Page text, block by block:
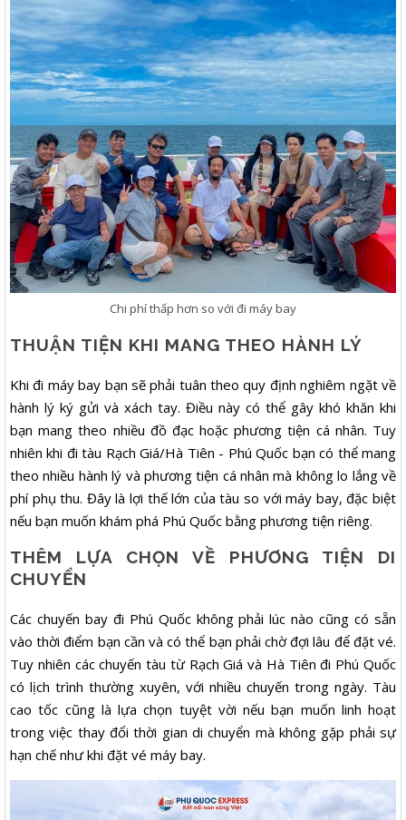
Chi phí thấp hơn so với đi máy bay
THUẬN TIỆN KHI MANG THEO HÀNH LÝ
Khi đi máy bay bạn sẽ phải tuân theo quy định nghiêm ngặt về
hành lý ký gửi và xách tay. Điều này có thể gây khó khăn khi
bạn mang theo nhiều đồ đạc hoặc phương tiện cá nhân. Tuy
nhiên khi đi tàu Rạch Giá/Hà Tiên - Phú Quốc bạn có thể mang
theo nhiều hành lý và phương tiện cá nhân mà không lo lắng về
phí phụ thu. Đây là lợi thế lớn của tàu so với máy bay, đặc biệt
nếu bạn muốn khám phá Phú Quốc bằng phương tiện riêng.
THÊM LỰA CHỌN VỀ PHƯƠNG TIỆN DI
CHUYỂN
Các chuyến bay đi Phú Quốc không phải lúc nào cũng có sẵn
vào thời điểm bạn cần và có thể bạn phải chờ đợi lâu để đặt vé.
Tuy nhiên các chuyến tàu từ Rạch Giá và Hà Tiên đi Phú Quốc
có lịch trình thường xuyên, với nhiều chuyến trong ngày. Tàu
cao tốc cũng là lựa chọn tuyệt vời nếu bạn muốn linh hoạt
trong việc thay đổi thời gian di chuyển mà không gặp phải sự
hạn chế như khi đặt vé máy bay.